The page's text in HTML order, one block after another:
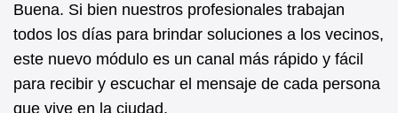
Buena. Si bien nuestros profesionales trabajan
todos los días para brindar soluciones a los vecinos,
este nuevo módulo es un canal más rápido y fácil
para recibir y escuchar el mensaje de cada persona
que vive en la ciudad.